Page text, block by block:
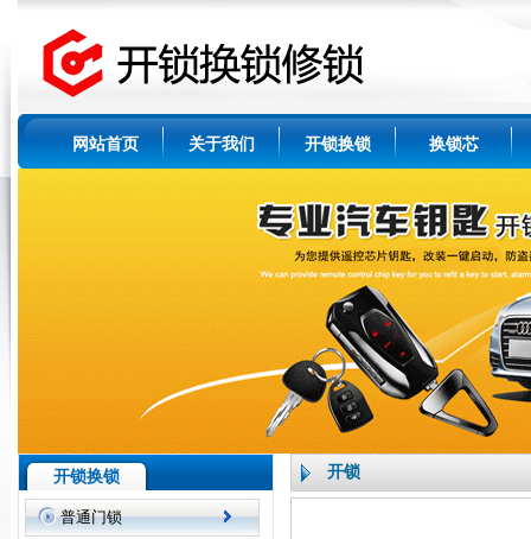
网站首页 关于我们 开锁换锁 换锁芯
开锁换锁
普通门锁
开锁